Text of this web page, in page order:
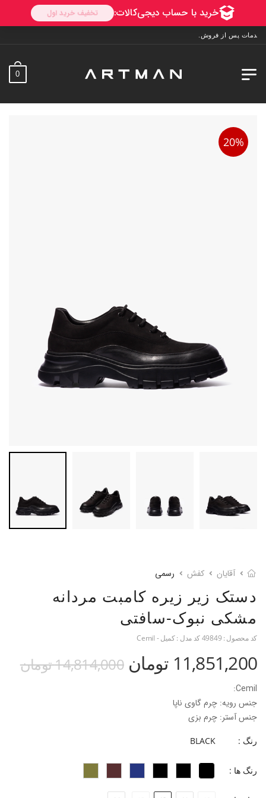
0
20%
آقایان کفش رسمی
دستک زیر زیره کامبت مردانه
مشکی نبوک-سافتی
کد محصول : 49849کد مدل :کمیل - Cemil
11,851,200 تومان 14,814,000 تومان
Cemil:
جنس رویه: چرم گاوی ناپا
جنس آستر: چرم بزی
جنس زیره: EVA
فرم قالب: نوک گرد‌ با پنجه پهن
پاخور: سایز همیشگی خود را انتخاب کنید
رنگ : BLACK
رنگ ها :